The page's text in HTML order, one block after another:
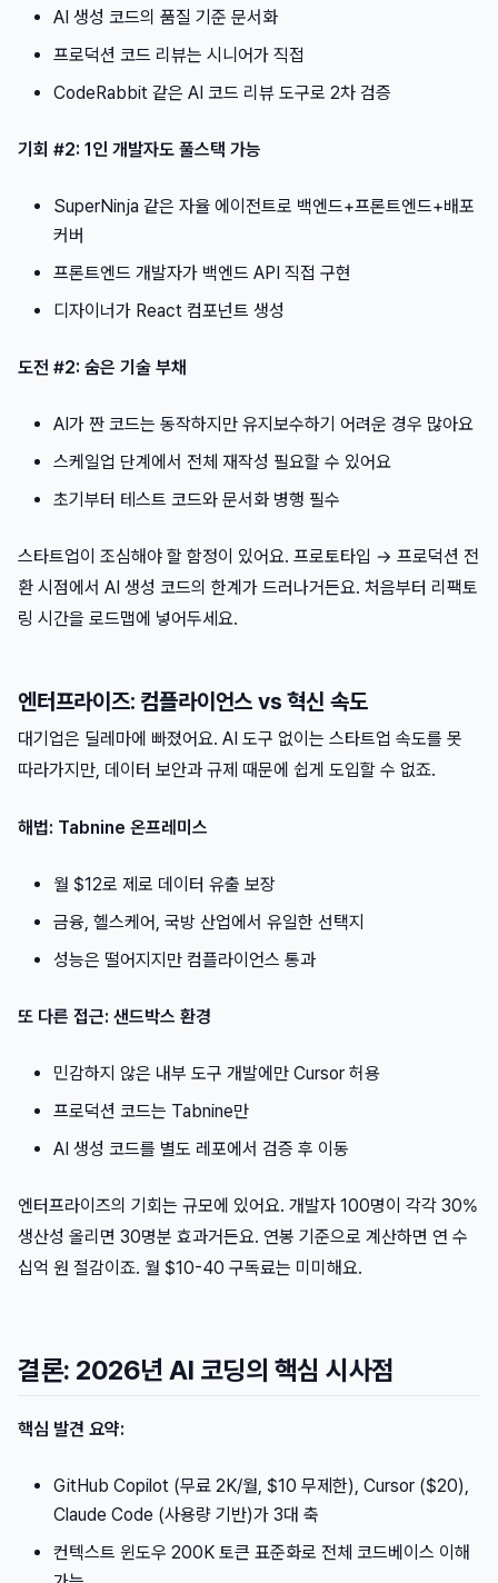
AI 생성 코드의 품질 기준 문서화
프로덕션 코드 리뷰는 시니어가 직접
CodeRabbit 같은 AI 코드 리뷰 도구로 2차 검증
기회 #2: 1인 개발자도 풀스택 가능
SuperNinja 같은 자율 에이전트로 백엔드+프론트엔드+배포
커버
프론트엔드 개발자가 백엔드 API 직접 구현
디자이너가 React 컴포넌트 생성
도전 #2: 숨은 기술 부채
AI가 짠 코드는 동작하지만 유지보수하기 어려운 경우 많아요
스케일업 단계에서 전체 재작성 필요할 수 있어요
초기부터 테스트 코드와 문서화 병행 필수
스타트업이 조심해야 할 함정이 있어요. 프로토타입 → 프로덕션 전
환 시점에서 AI 생성 코드의 한계가 드러나거든요. 처음부터 리팩토
링 시간을 로드맵에 넣어두세요.
엔터프라이즈: 컴플라이언스 vs 혁신 속도
대기업은 딜레마에 빠졌어요. AI 도구 없이는 스타트업 속도를 못
따라가지만, 데이터 보안과 규제 때문에 쉽게 도입할 수 없죠.
해법: Tabnine 온프레미스
월 $12로 제로 데이터 유출 보장
금융, 헬스케어, 국방 산업에서 유일한 선택지
성능은 떨어지지만 컴플라이언스 통과
또 다른 접근: 샌드박스 환경
민감하지 않은 내부 도구 개발에만 Cursor 허용
프로덕션 코드는 Tabnine만
AI 생성 코드를 별도 레포에서 검증 후 이동
엔터프라이즈의 기회는 규모에 있어요. 개발자 100명이 각각 30%
생산성 올리면 30명분 효과거든요. 연봉 기준으로 계산하면 연 수
십억 원 절감이죠. 월 $10-40 구독료는 미미해요.
결론: 2026년 AI 코딩의 핵심 시사점
핵심 발견 요약:
GitHub Copilot (무료 2K/월, $10 무제한), Cursor ($20),
Claude Code (사용량 기반)가 3대 축
컨텍스트 윈도우 200K 토큰 표준화로 전체 코드베이스 이해